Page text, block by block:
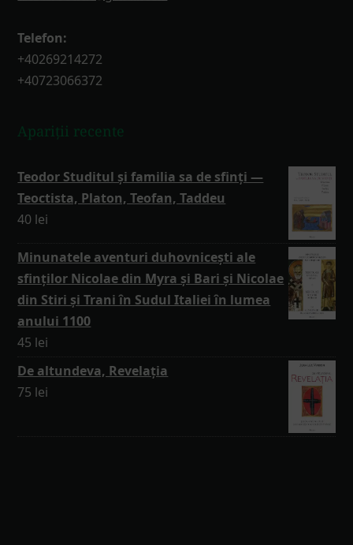
Telefon:
+40269214272
+40723066372
Apariții recente
Teodor Studitul și familia sa de sfinți —
Teoctista, Platon, Teofan, Taddeu
40 lei
Minunatele aventuri duhovnicești ale
sfinților Nicolae din Myra și Bari și Nicolae
din Stiri și Trani în Sudul Italiei în lumea
anului 1100
45 lei
De altundeva, Revelația
75 lei